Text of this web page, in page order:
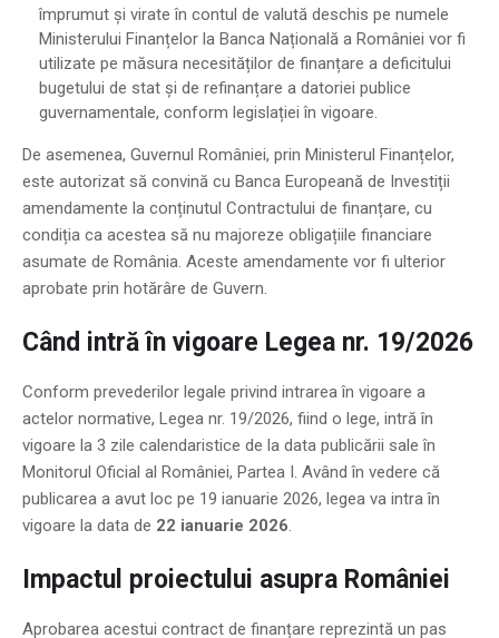
împrumut și virate în contul de valută deschis pe numele
Ministerului Finanțelor la Banca Națională a României vor fi
utilizate pe măsura necesităților de finanțare a deficitului
bugetului de stat și de refinanțare a datoriei publice
guvernamentale, conform legislației în vigoare.
De asemenea, Guvernul României, prin Ministerul Finanțelor,
este autorizat să convină cu Banca Europeană de Investiții
amendamente la conținutul Contractului de finanțare, cu
condiția ca acestea să nu majoreze obligațiile financiare
asumate de România. Aceste amendamente vor fi ulterior
aprobate prin hotărâre de Guvern.
Când intră în vigoare Legea nr. 19/2026
Conform prevederilor legale privind intrarea în vigoare a
actelor normative, Legea nr. 19/2026, fiind o lege, intră în
vigoare la 3 zile calendaristice de la data publicării sale în
Monitorul Oficial al României, Partea I. Având în vedere că
publicarea a avut loc pe 19 ianuarie 2026, legea va intra în
vigoare la data de 22 ianuarie 2026
Impactul proiectului asupra României
Aprobarea acestui contract de finanțare reprezintă un pas